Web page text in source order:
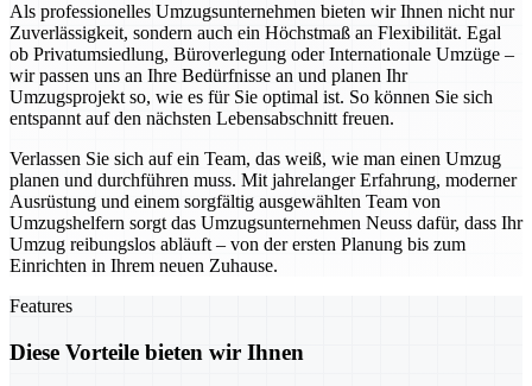
Als professionelles Umzugsunternehmen bieten wir Ihnen nicht nur
Zuverlässigkeit, sondern auch ein Höchstmaß an Flexibilität. Egal
ob Privatumsiedlung, Büroverlegung oder Internationale Umzüge –
wir passen uns an Ihre Bedürfnisse an und planen Ihr
Umzugsprojekt so, wie es für Sie optimal ist. So können Sie sich
entspannt auf den nächsten Lebensabschnitt freuen.
Verlassen Sie sich auf ein Team, das weiß, wie man einen Umzug
planen und durchführen muss. Mit jahrelanger Erfahrung, moderner
Ausrüstung und einem sorgfältig ausgewählten Team von
Umzugshelfern sorgt das Umzugsunternehmen Neuss dafür, dass Ihr
Umzug reibungslos abläuft – von der ersten Planung bis zum
Einrichten in Ihrem neuen Zuhause.
Features
Diese Vorteile bieten wir Ihnen